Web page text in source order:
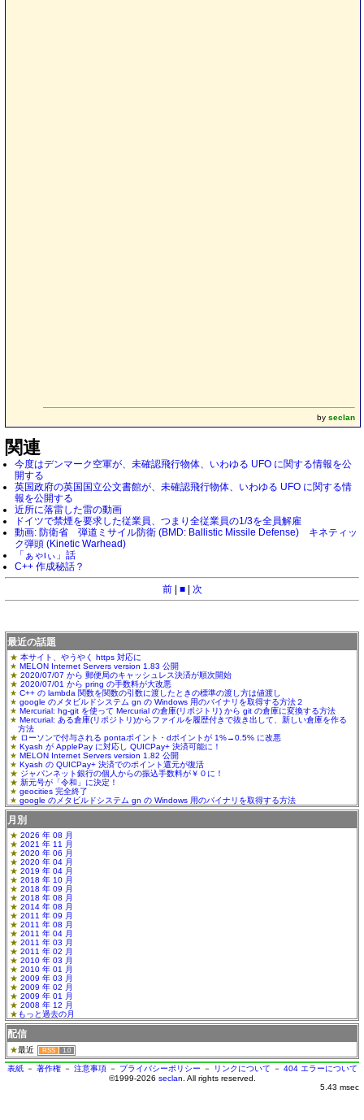
by seclan
関連
今度はデンマーク空軍が、未確認飛行物体、いわゆる UFO に関する情報を公
開する
英国政府の英国国立公文書館が、未確認飛行物体、いわゆる UFO に関する情
報を公開する
近所に落雷した雷の動画
ドイツで禁煙を要求した従業員、つまり全従業員の1/3を全員解雇
動画: 防衛省 弾道ミサイル防衛 (BMD: Ballistic Missile Defense) キネティッ
ク弾頭 (Kinetic Warhead)
「ぁゃιぃ」話
C++ 作成秘話？
前| ■| 次
最近の話題
本サイト、やうやく https 対応に
MELON Internet Servers version 1.83 公開
2020/07/07 から 郵便局のキャッシュレス決済が順次開始
2020/07/01 から pring の手数料が大改悪
C++ の lambda 関数を関数の引数に渡したときの標準の渡し方は値渡し
google のメタビルドシステム gn の Windows 用のバイナリを取得する方法２
Mercurial: hg-git を使って Mercurial の倉庫(リポジトリ) から git の倉庫に変換する方法
Mercurial: ある倉庫(リポジトリ)からファイルを履歴付きで抜き出して、新しい倉庫を作る
方法
ローソンで付与される pontaポイント・dポイントが 1%→0.5% に改悪
Kyash が ApplePay に対応し QUICPay+ 決済可能に！
MELON Internet Servers version 1.82 公開
Kyash の QUICPay+ 決済でのポイント還元が復活
ジャパンネット銀行の個人からの振込手数料が￥０に！
新元号が「令和」に決定！
geocities 完全終了
google のメタビルドシステム gn の Windows 用のバイナリを取得する方法
月別
2026 年 08 月
2021 年 11 月
2020 年 06 月
2020 年 04 月
2019 年 04 月
2018 年 10 月
2018 年 09 月
2018 年 08 月
2014 年 08 月
2011 年 09 月
2011 年 08 月
2011 年 04 月
2011 年 03 月
2011 年 02 月
2010 年 03 月
2010 年 01 月
2009 年 03 月
2009 年 02 月
2009 年 01 月
2008 年 12 月
もっと過去の月
配信
最近 RSS 1.0
表紙 － 著作権 － 注意事項 － プライバシーポリシー － リンクについて － 404 エラーについて
©1999-2026 seclan . All rights reserved.
5.43 msec